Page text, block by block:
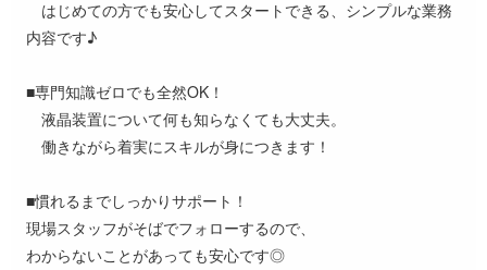
はじめての方でも安心してスタートできる、シンプルな業務
内容です♪
■専門知識ゼロでも全然OK！
液晶装置について何も知らなくても大丈夫。
働きながら着実にスキルが身につきます！
■慣れるまでしっかりサポート！
現場スタッフがそばでフォローするので、
わからないことがあっても安心です◎